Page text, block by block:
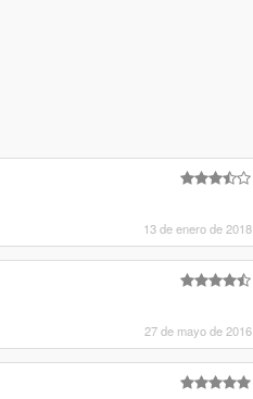
13 de enero de 2018
27 de mayo de 2016